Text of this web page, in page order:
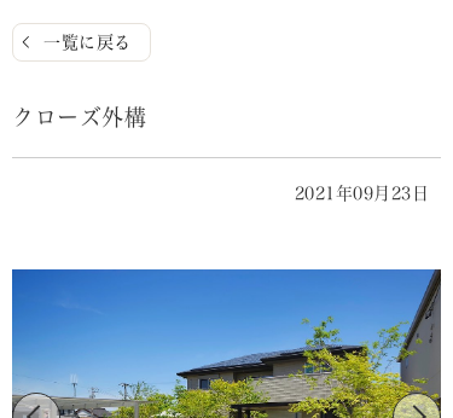
一覧に戻る
クローズ外構
2021年09月23日